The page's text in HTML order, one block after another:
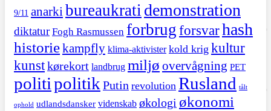
9/11 anarki bureaukrati demonstration
diktatur Fogh Rasmussen forbrugforsvarhash
historiekampfly klima-aktivister kold krig kultur
kunstkørekort landbrug miljø overvågning PET
politipolitik Putin revolution Rusland tålt
ophold udlandsdansker videnskab økologi økonomi